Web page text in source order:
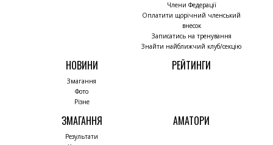
Члени Федерації
Оплатити щорічний членський
внесок
Записатись на тренування
Знайти найближчий клуб/секцію
НОВИНИ
Змагання
Фото
Різне
РЕЙТИНГИ
ЗМАГАННЯ
Результати
АМАТОРИ